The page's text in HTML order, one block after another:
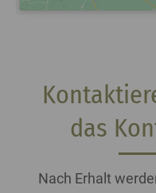
das
Nach Erhalt